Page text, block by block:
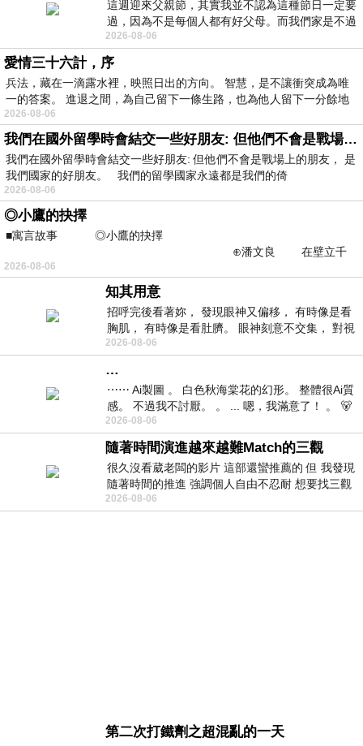
這週迎來父親節，其實我並不認為這種節日一定要
過，因為不是每個人都有好父母。而我們家是不過
節的，平時也沒什麼儀式感，生活趨近冷
2026-08-06
愛情三十六計，序
兵法，藏在一滴露水裡，映照日出的方向。 智慧，是不讓衝突成為唯
一的答案。 進退之間，為自己留下一條生路，也為他人留下一分餘地
2026-08-06
我們在國外留學時會結交一些好朋友: 但他們不會是戰場上的朋友
我們在國外留學時會結交一些好朋友: 但他們不會是戰場上的朋友， 是
我們國家的好朋友。 我們的留學國家永遠都是我們的倚
2026-08-06
◎小鷹的抉擇
■寓言故事 ◎小鷹的抉擇
⊕潘文良 在壁立千
仞的懸崖上，有一座遮天蔽
2026-08-06
知其用意
招呼完後看著妳， 發現眼神又偏移， 有時像是看
胸肌， 有時像是看肚臍。 眼神刻意不交集， 對視
視線不對齊， 讓我很難不
2026-08-06
…
⋯⋯ Ai製圖 。 白色秋海棠花的幻形。 整體很Ai質
感。 不過我不討厭。 。 ... 嗯，我滿意了！ 。 🐻
昨中
2026-08-06
隨著時間演進越來越難Match的三觀
很久沒看葳老闆的影片 這部還蠻推薦的 但 我發現
隨著時間的推進 強調個人自由不忍耐 想要找三觀
接近的不要說對象 連朋友都超
2026-08-06
第二次打鐵劑之超混亂的一天